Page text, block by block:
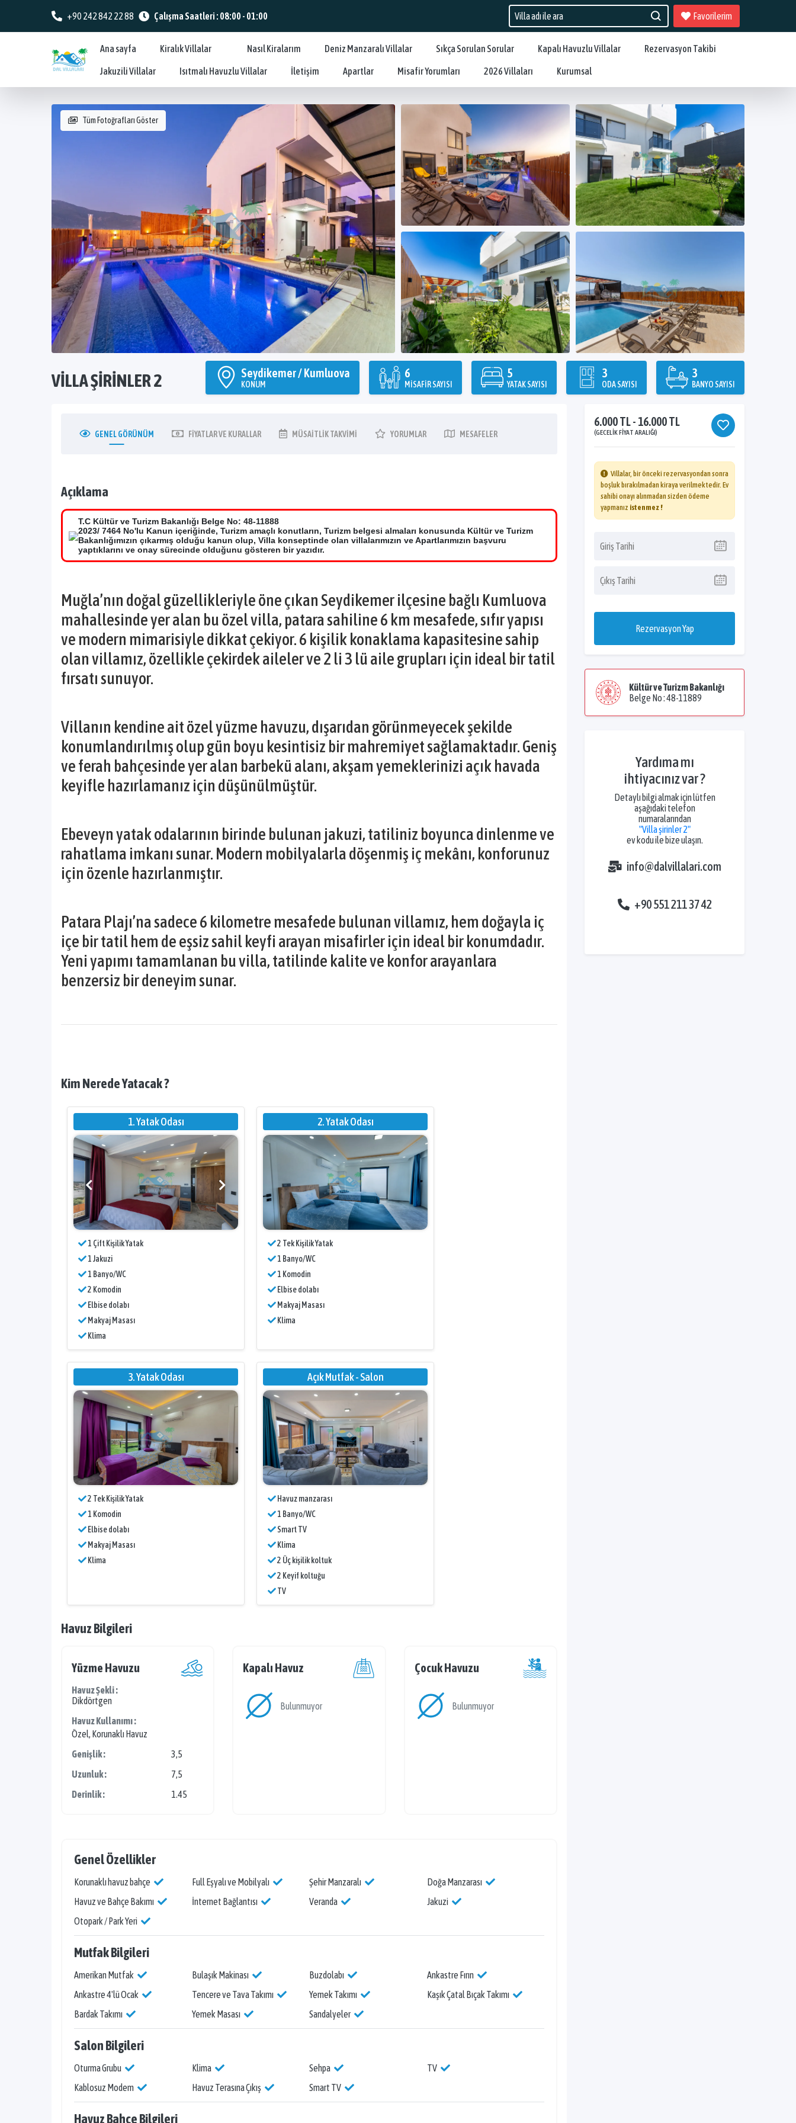
+90 242 842 22 88 Çalışma Saatleri : 08:00 - 01:00 Favorilerim
Ana sayfa Kiralık Villalar Nasıl Kiralarım Deniz Manzaralı Villalar Sıkça Sorulan Sorular Kapalı Havuzlu Villalar Rezervasyon Takibi
Jakuzili Villalar Isıtmalı Havuzlu Villalar İletişim Apartlar Misafir Yorumları 2026 Villaları Kurumsal
Tüm Fotoğrafları Göster
VILLA ŞIRINLER 2 Seydikemer / Kumluova
KONUM
6
MISAFIR SAYISI
5
YATAK SAYISI
3
ODA SAYISI
3
BANYO SAYISI
GENELGÖRÜNÜM FIYATLARVE KURALLAR MÜSAITLIKTAKVIMI YORUMLAR MESAFELER
Açıklama
T.C Kültür ve Turizm Bakanlığı Belge No: 48-11888
2023/ 7464 No'lu Kanun içeriğinde, Turizm amaçlı konutların, Turizm belgesi almaları konusunda Kültür ve Turizm
Bakanlığımızın çıkarmış olduğu kanun olup, Villa konseptinde olan villalarımızın ve Apartlarımızın başvuru
yaptıklarını ve onay sürecinde olduğunu gösteren bir yazıdır.
Muğla’nın doğal güzellikleriyle öne çıkan Seydikemer ilçesine bağlı Kumluova
mahallesinde yer alan bu özel villa, patara sahiline 6 km mesafede, sıfır yapısı
ve modern mimarisiyle dikkat çekiyor. 6 kişilik konaklama kapasitesine sahip
olan villamız, özellikle çekirdek aileler ve 2 li 3 lü aile grupları için ideal bir tatil
fırsatı sunuyor.
Villanın kendine ait özel yüzme havuzu, dışarıdan görünmeyecek şekilde
konumlandırılmış olup gün boyu kesintisiz bir mahremiyet sağlamaktadır. Geniş
ve ferah bahçesinde yer alan barbekü alanı, akşam yemeklerinizi açık havada
keyifle hazırlamanız için düşünülmüştür.
Ebeveyn yatak odalarının birinde bulunan jakuzi, tatiliniz boyunca dinlenme ve
rahatlama imkanı sunar. Modern mobilyalarla döşenmiş iç mekânı, konforunuz
için özenle hazırlanmıştır.
Patara Plajı’na sadece 6 kilometre mesafede bulunan villamız, hem doğayla iç
içe bir tatil hem de eşsiz sahil keyfi arayan misafirler için ideal bir konumdadır.
Yeni yapımı tamamlanan bu villa, tatilinde kalite ve konfor arayanlara
benzersiz bir deneyim sunar.
Kim Nerede Yatacak ?
1. Yatak Odası
1 Çift Kişilik Yatak
1 Jakuzi
1 Banyo/WC
2 Komodin
Elbise dolabı
Makyaj Masası
Klima
2. Yatak Odası
2 Tek Kişilik Yatak
1 Banyo/WC
1 Komodin
Elbise dolabı
Makyaj Masası
Klima
3. Yatak Odası
2 Tek Kişilik Yatak
1 Komodin
Elbise dolabı
Makyaj Masası
Klima
Açık Mutfak - Salon
Havuz manzarası
1 Banyo/WC
Smart TV
Klima
2 Üç kişilik koltuk
2 Keyif koltuğu
TV
Havuz Bilgileri
Yüzme Havuzu
Havuz Şekli :
Dikdörtgen
Havuz Kullanımı :
Özel, Korunaklı Havuz
Genişlik :
3,5
Uzunluk :
7,5
Derinlik :
1.45
Kapalı Havuz
Bulunmuyor
Çocuk Havuzu
Bulunmuyor
Genel Özellikler
Korunaklı havuz bahçe Full Eşyalı ve Mobilyalı Şehir Manzaralı
Doğa Manzarası
Havuz ve Bahçe Bakımı
İnternet Bağlantısı Veranda
Jakuzi
Otopark / Park Yeri
Mutfak Bilgileri
Amerikan Mutfak Bulaşık Makinası Buzdolabı
Ankastre Fırın
Ankastre 4'lü Ocak
Tencere ve Tava Takımı Yemek Takımı
Kaşık Çatal Bıçak Takımı
Bardak Takımı
Yemek Masası Sandalyeler
Salon Bilgileri
Oturma Grubu Klima Sehpa
TV
Kablosuz Modem
Havuz Terasına Çıkış Smart TV
Havuz Bahçe Bilgileri
6.000 TL - 16.000 TL
(GECELIK FIYAT ARALIĞI)
Villalar, bir önceki rezervasyondan sonra
boşluk bırakılmadan kiraya verilmektedir. Ev
sahibi onayı alınmadan sizden ödeme
yapmanız istenmez !
Rezervasyon Yap
Kültür ve Turizm Bakanlığı
Belge No : 48-11889
Yardıma mı
ihtiyacınız var ?
Detaylı bilgi almak için lütfen
aşağıdaki telefon
numaralarından
"Villa şirinler 2"
ev kodu ile bize ulaşın.
info@dalvillalari.com
+90 551 211 37 42